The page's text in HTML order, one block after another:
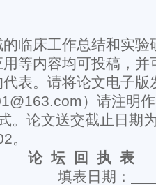
临床工作总结和实验
等内容均可投稿，并
表。请将论文电子版
）请注明
。论文送交截止日期
。
论 坛 回 执 表
填表日期：